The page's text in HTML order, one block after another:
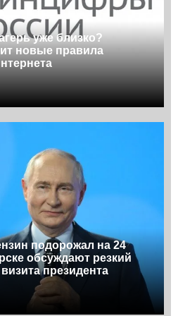
уже близко?
новые правила
подорожал на 24
обсуждают резкий
президента